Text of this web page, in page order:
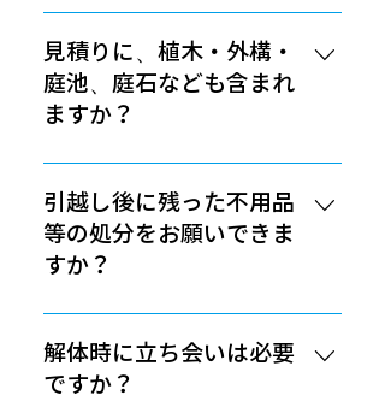
会社やハウスメーカーは、通常は
解体工事を下請けの解体業者に外
注しています。お客様に見せる解
体見積もりの場合、下請けが提出
した工事金額に更に料金を上乗せ
ていますので、割高になります。
分離発注のメリットは、直接解体
業者との契約をすることで、平均
で約20％の工事費節約が可能にな
ります。（直接解体工事業者に発
建築・建設会社やハウスメーカー
の担当者の方に、 「安い業者があ
もちろん対応できます。ただし、
重機やトラック・ダンプが入りづ
らい場所であると、作業時間が掛
かるため、どうしても解体費用が
す。その場合は、現地調査（もし
くは見積りご提出）の際にスタッ
フからお伝えさせていただきま
す。
見積りに、植木・外構・
庭池、庭石なども含まれ
ますか？
基本的には全て含まれます。ただ
し、お客様によっては一部分を残
されることを希望される方もいら
っしゃいますので、現地調査時に
な見積もりをお出しさせていただ
いています。見積もり後に「これ
は残すことになったので見積もり
から省いてほしい」といった相談
引越し後に残った不用品
等の処分をお願いできま
すか？
不用品・残置物の処分も可能で
す。不用品、残置物の量によって
処分費用が変わりますので、現地
解体時に立ち会いは必要
ですか？